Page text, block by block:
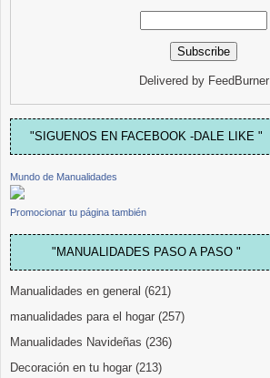
Delivered by FeedBurner
"SIGUENOS EN FACEBOOK -DALE LIKE "
Mundo de Manualidades
Promocionar tu página también
"MANUALIDADES PASO A PASO "
Manualidades en general (621)
manualidades para el hogar (257)
Manualidades Navideñas (236)
Decoración en tu hogar (213)